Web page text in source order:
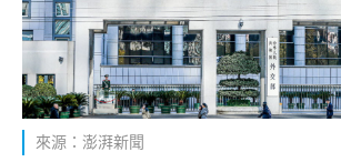
來源：澎湃新聞